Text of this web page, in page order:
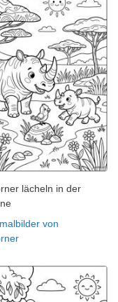
lächeln in der
von